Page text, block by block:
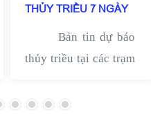
THỦY TRIỀU 7 NGÀY
29/03/2026, SỐ 13/2026
Bản tin dự báo
thủy triều tại các trạm
cấp bởi Phòng Nghiên